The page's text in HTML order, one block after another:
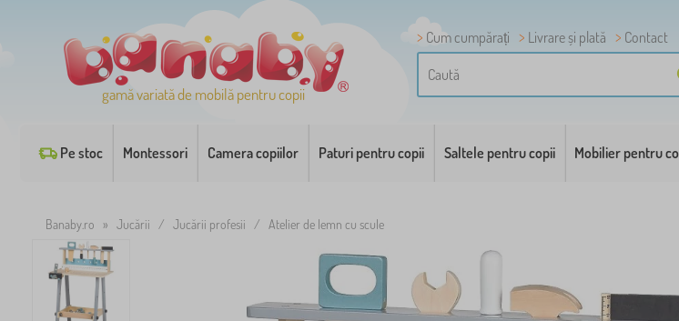
gamă variată de mobilă pentru copii
Cum cumpărați Livrare și plată
Contact
Pe stoc Montessori Camera copiilor Paturi pentru copii Saltele pentru copii Mobilier pentru
Banaby.ro » Jucării / Jucării profesii / Atelier de lemn cu scule